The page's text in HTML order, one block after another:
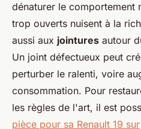
dénaturer le comportement
trop ouverts nuisent à la
aussi aux jointures autour
Un joint défectueux peut
perturber le ralenti, voire
consommation. Pour
les règles de l'art, il est
pièce pour sa Renault 19 sur